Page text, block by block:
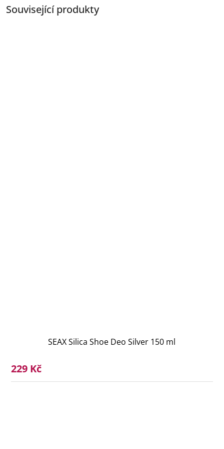
Související produkty
SEAX Silica Shoe Deo Silver 150 ml
229 Kč